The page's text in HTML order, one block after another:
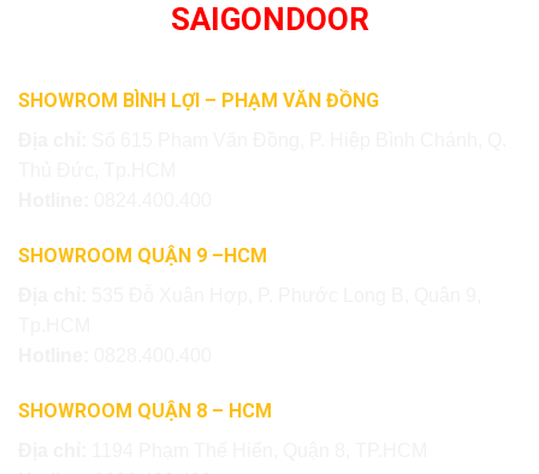
SAIGONDOOR
SHOWROM BÌNH LỢI – PHẠM VĂN ĐỒNG
SHOWROOM QUẬN 9 –HCM
SHOWROOM QUẬN 8 – HCM